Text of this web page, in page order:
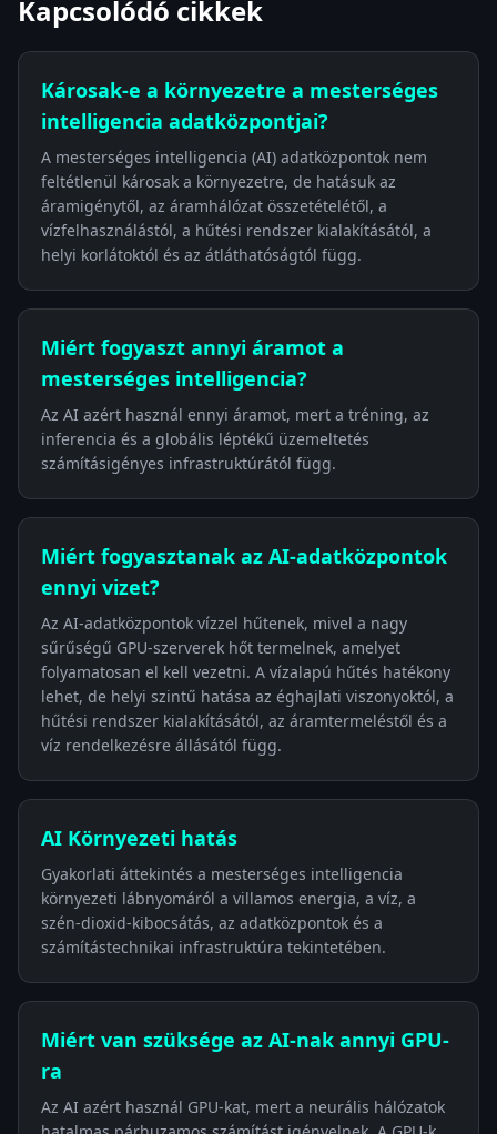
Kapcsolódó cikkek
Károsak-e a környezetre a mesterséges
intelligencia adatközpontjai?
A mesterséges intelligencia (AI) adatközpontok nem
feltétlenül károsak a környezetre, de hatásuk az
áramigénytől, az áramhálózat összetételétől, a
vízfelhasználástól, a hűtési rendszer kialakításától, a
helyi korlátoktól és az átláthatóságtól függ.
Miért fogyaszt annyi áramot a
mesterséges intelligencia?
Az AI azért használ ennyi áramot, mert a tréning, az
inferencia és a globális léptékű üzemeltetés
számításigényes infrastruktúrától függ.
Miért fogyasztanak az AI-adatközpontok
ennyi vizet?
Az AI-adatközpontok vízzel hűtenek, mivel a nagy
sűrűségű GPU-szerverek hőt termelnek, amelyet
folyamatosan el kell vezetni. A vízalapú hűtés hatékony
lehet, de helyi szintű hatása az éghajlati viszonyoktól, a
hűtési rendszer kialakításától, az áramtermeléstől és a
víz rendelkezésre állásától függ.
AI Környezeti hatás
Gyakorlati áttekintés a mesterséges intelligencia
környezeti lábnyomáról a villamos energia, a víz, a
szén-dioxid-kibocsátás, az adatközpontok és a
számítástechnikai infrastruktúra tekintetében.
Miért van szüksége az AI-nak annyi GPU-
ra
Az AI azért használ GPU-kat, mert a neurális hálózatok